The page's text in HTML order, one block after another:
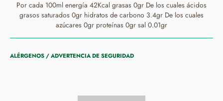
Por cada 100ml energía 42Kcal grasas 0gr De los cuales ácidos
grasos saturados 0gr hidratos de carbono 3.4gr De los cuales
azúcares 0gr proteínas 0gr sal 0.01gr
ALÉRGENOS / ADVERTENCIA DE SEGURIDAD